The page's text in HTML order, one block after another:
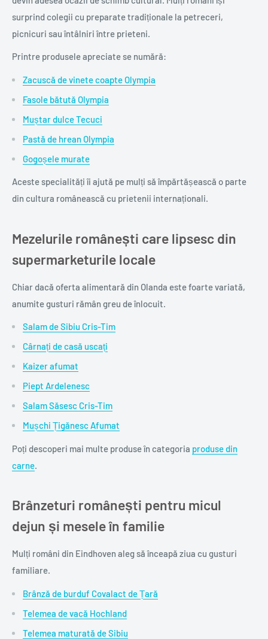
surprind colegii cu preparate tradiționale la petreceri,
picnicuri sau întâlniri între prieteni.
Printre produsele apreciate se numără:
Zacuscă de vinete coapte Olympia
Fasole bătută Olympia
Muștar dulce Tecuci
Pastă de hrean Olympia
Gogoșele murate
Aceste specialități îi ajută pe mulți să împărtășească o parte
din cultura românească cu prietenii internaționali.
Mezelurile românești care lipsesc din
supermarketurile locale
Chiar dacă oferta alimentară din Olanda este foarte variată,
anumite gusturi rămân greu de înlocuit.
Salam de Sibiu Cris-Tim
Cârnați de casă uscați
Kaizer afumat
Piept Ardelenesc
Salam Săsesc Cris-Tim
Mușchi Țigănesc Afumat
Poți descoperi mai multe produse în categoria produse din
carne.
Brânzeturi românești pentru micul
dejun și mesele în familie
Mulți români din Eindhoven aleg să înceapă ziua cu gusturi
familiare.
Brânză de burduf Covalact de Țară
Telemea de vacă Hochland
Telemea maturată de Sibiu